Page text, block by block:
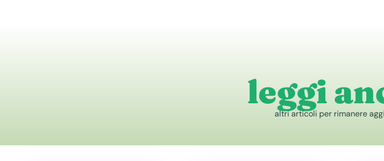
leggi
altri articoli per rimanere